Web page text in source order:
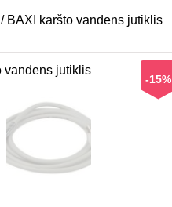
/ BAXI karšto vandens jutiklis
-15%